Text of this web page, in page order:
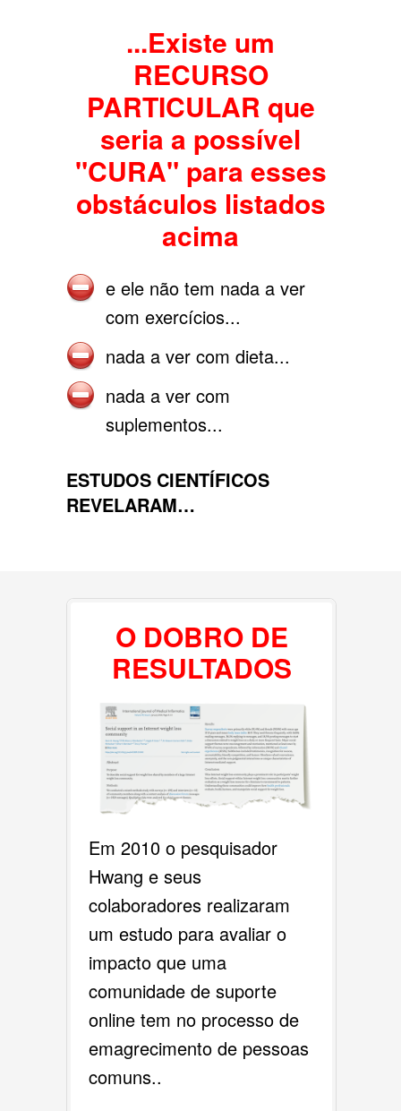
...Existe um
RECURSO
PARTICULAR que
seria a possível
"CURA" para esses
obstáculos listados
acima
e ele não tem nada a ver
com exercícios...
nada a ver com dieta...
nada a ver com
suplementos...
ESTUDOS CIENTÍFICOS
REVELARAM…
O DOBRO DE
RESULTADOS
Em 2010 o pesquisador
Hwang e seus
colaboradores realizaram
um estudo para avaliar o
impacto que uma
comunidade de suporte
online tem no processo de
emagrecimento de pessoas
comuns..